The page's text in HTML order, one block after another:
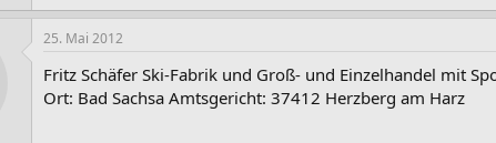
25. Mai 2012
Fritz Schäfer Ski-Fabrik und Groß- und Einzelhandel mit
Ort: Bad Sachsa Amtsgericht: 37412 Herzberg am Harz